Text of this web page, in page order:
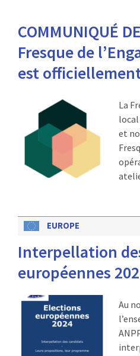
COMMUNIQUÉ
Fresque de
est
La
et
EUROPE
Interpellation
européennes
Au